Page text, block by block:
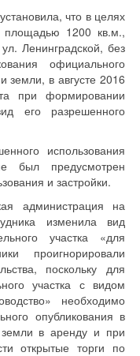
что в целях
площадью 1200 кв.м.,
Ленинградской, без
официального
в августе 2016
при формировании
его разрешенного
использования
был предусмотрен
и застройки.
администрация на
изменила вид
участка «для
проигнорировали
поскольку для
участка с видом
необходимо
опубликования в
в аренду и при
открытые торги по